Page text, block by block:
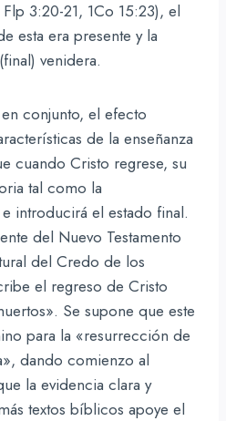
3:20-21, 1Co 15:23), el
esta era presente y la
venidera.
conjunto, el efecto
de la enseñanza
cuando Cristo regrese, su
tal como la
introducirá el estado final.
del Nuevo Testamento
del Credo de los
el regreso de Cristo
Se supone que este
para la «resurrección de
dando comienzo al
la evidencia clara y
textos bíblicos apoye el